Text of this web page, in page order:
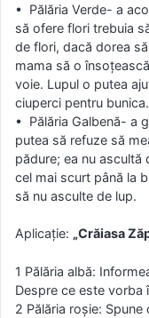
• Pălăria Verde- a
să ofere flori trebuia
de flori, dacă dorea
mama să o
voie. Lupul o putea
ciuperci pentru bunica.
• Pălăria Galbenă- a
putea să refuze să
pădure; ea nu ascultă
cel mai scurt până la
să nu asculte de lup.
Aplicaţie: „Crăiasa
1 Pălăria albă:
Despre ce este vorba
2 Pălăria roşie: Spune